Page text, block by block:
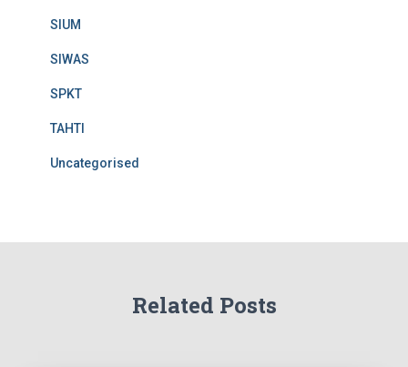
SIUM
SIWAS
SPKT
TAHTI
Uncategorised
Related Posts